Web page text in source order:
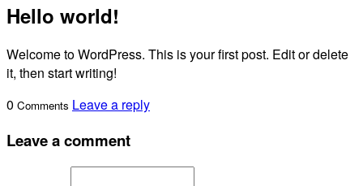
Hello world!
Welcome to WordPress. This is your first post. Edit or delete
it, then start writing!
0 Comments Leave a reply
Leave a comment